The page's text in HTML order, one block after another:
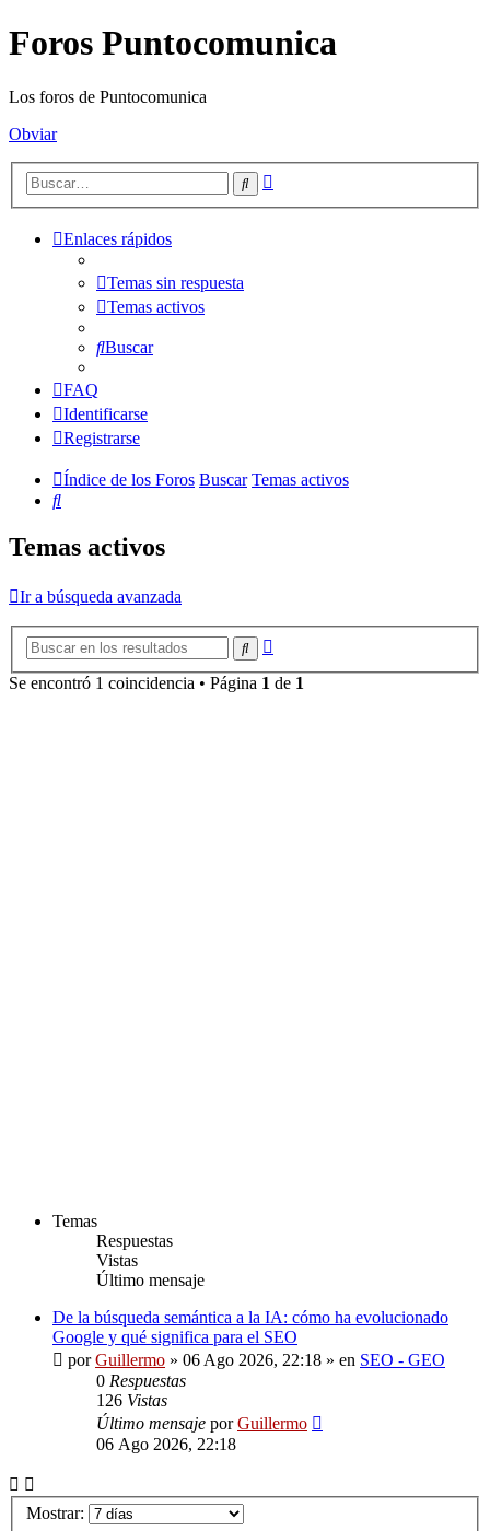
Foros Puntocomunica
Los foros de Puntocomunica
Obviar
Buscar
Enlaces rápidos
Temas sin respuesta
Temas activos
Buscar
FAQ
Identificarse
Registrarse
Índice de los Foros Buscar Temas activos
Buscar
Temas activos
Ir a búsqueda avanzada
Buscar
Se encontró 1 coincidencia • Página 1 de 1
Temas
Respuestas
Vistas
Último mensaje
De la búsqueda semántica a la IA: cómo ha evolucionado
Google y qué significa para el SEO
porGuillermo » 06 Ago 2026, 22:18 » en SEO - GEO
0 Respuestas
126 Vistas
Último mensaje porGuillermo
06 Ago 2026, 22:18
Mostrar: